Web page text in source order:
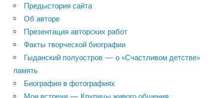
Предыстория сайта
Об авторе
Презентация авторских работ
Факты творческой биографии
Гыданский полуостров — о «Счастливом детстве»
память
Биография в фотографиях
Мои встречи — Крупицы живого общения…